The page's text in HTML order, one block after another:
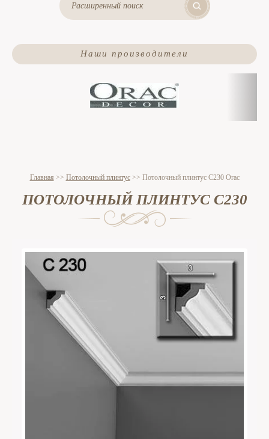
Расширенный поиск
Наши производители
Главная >> Потолочный плинтус>> Потолочный плинтус C230 Orac
ПОТОЛОЧНЫЙ ПЛИНТУС C230